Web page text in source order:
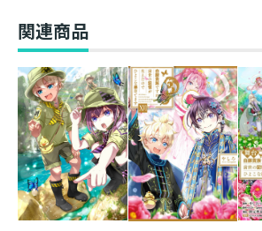
カラー ： 片面
仕様 ： 5枚1セット＋特典
サイズ ： 各
イラスト ： keepout
ダ
関連商品